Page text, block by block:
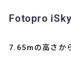
Fotopro
7.65mの高さか